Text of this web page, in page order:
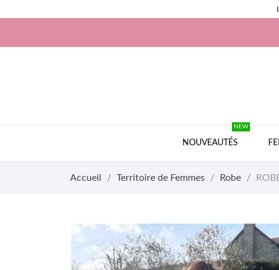
NOUVEAUTÉS
NEW
Accueil Territoire de Femmes Robe